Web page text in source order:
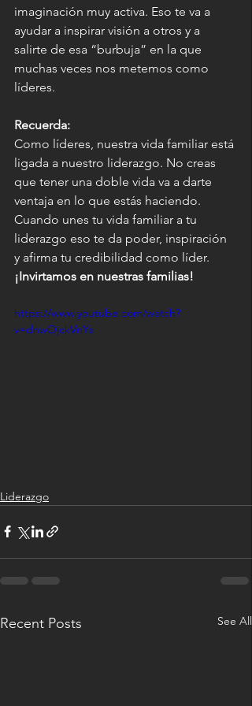
imaginación muy activa. Eso te va a
ayudar a inspirar visión a otros y a
salirte de esa “burbuja” en la que
muchas veces nos metemos como
líderes.
Recuerda:
Como líderes, nuestra vida familiar está
ligada a nuestro liderazgo. No creas
que tener una doble vida va a darte
ventaja en lo que estás haciendo.
Cuando unes tu vida familiar a tu
liderazgo eso te da poder, inspiración
y afirma tu credibilidad como líder.
¡Invirtamos en nuestras familias!
https://www.youtube.com/watch?
v=dnwOjckVnYs
Liderazgo
Recent Posts See All